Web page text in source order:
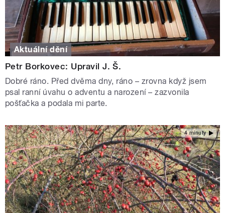
Aktuální dění
Petr Borkovec: Upravil J. Š.
Dobré ráno. Před dvěma dny, ráno – zrovna když jsem
psal ranní úvahu o adventu a narození – zazvonila
pošťačka a podala mi parte.
4 minuty